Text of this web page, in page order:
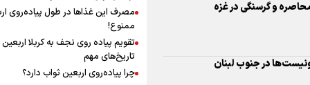
رابطه کارگر و کارفرما
به زوجیت
اینفو برنا/ میزان مالیات بر ارزش
افزوده چقدر است؟
مصرف این غذاها در طول پیاده‌روی
ممنوع!
تاریخ‌های مهم
چرا پیاده‌روی اربعین ثواب دارد؟